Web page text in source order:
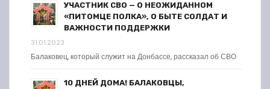
УЧАСТНИК СВО — О НЕОЖИДАННОМ
«ПИТОМЦЕ ПОЛКА», О БЫТЕ СОЛДАТ И
ВАЖНОСТИ ПОДДЕРЖКИ
31.01.2023
Балаковец, который служит на Донбассе, рассказал об СВО
10 ДНЕЙ ДОМА! БАЛАКОВЦЫ,